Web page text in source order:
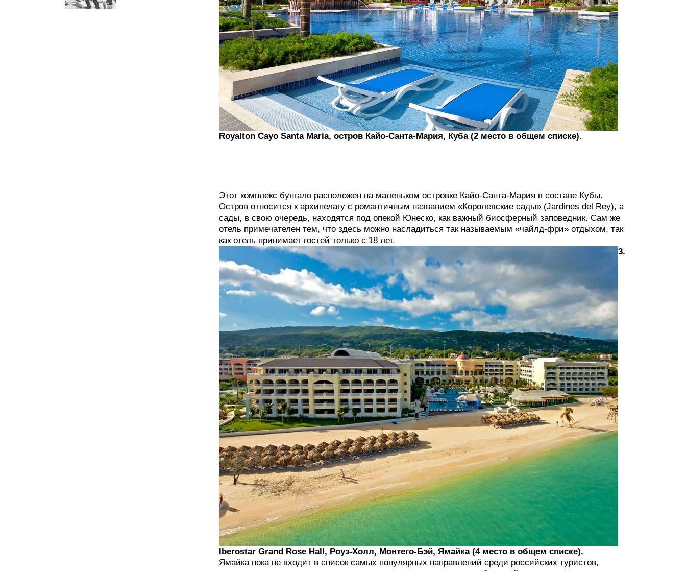
Royalton Cayo Santa Maria, остров Кайо-Санта-Мария, Куба (2 место в общем списке).
Этот комплекс бунгало расположен на маленьком островке Кайо-Санта-Мария в составе Кубы.
Остров относится к архипелагу с романтичным названием «Королевские сады» (Jardines del Rey), а
сады, в свою очередь, находятся под опекой Юнеско, как важный биосферный заповедник. Сам же
отель примечателен тем, что здесь можно насладиться так называемым «чайлд-фри» отдыхом, так
как отель принимает гостей только с 18 лет.
3.
Iberostar Grand Rose Hall, Роуз-Холл, Монтего-Бэй, Ямайка (4 место в общем списке).
Ямайка пока не входит в список самых популярных направлений среди российских туристов,